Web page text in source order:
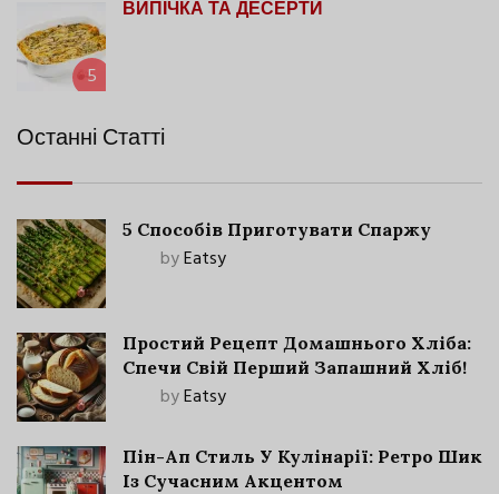
5
ВИПІЧКА ТА ДЕСЕРТИ
Останні Статті
5 Способів Приготувати Спаржу
byEatsy
Простий Рецепт Домашнього Хліба:
Спечи Свій Перший Запашний Хліб!
byEatsy
Пін-Ап Стиль У Кулінарії: Ретро Шик
Із Сучасним Акцентом